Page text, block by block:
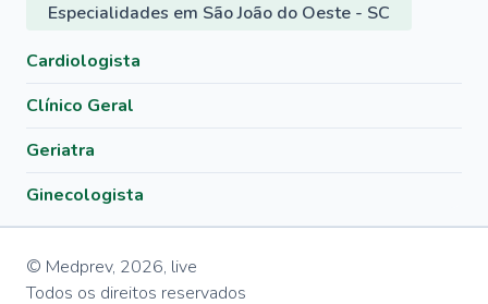
Especialidades em São João do Oeste - SC
Cardiologista
Clínico Geral
Geriatra
Ginecologista
© Medprev, 2026, live
Todos os direitos reservados